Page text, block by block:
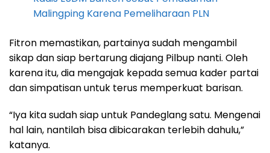
Malingping Karena Pemeliharaan PLN
Fitron memastikan, partainya sudah mengambil
sikap dan siap bertarung diajang Pilbup nanti. Oleh
karena itu, dia mengajak kepada semua kader partai
dan simpatisan untuk terus memperkuat barisan.
“Iya kita sudah siap untuk Pandeglang satu. Mengenai
hal lain, nantilah bisa dibicarakan terlebih dahulu,”
katanya.